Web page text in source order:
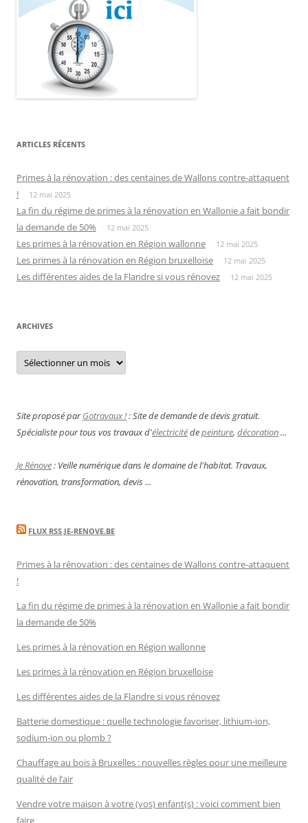
ARTICLES RÉCENTS
Primes à la rénovation : des centaines de Wallons contre-attaquent
!
12 mai 2025
La fin du régime de primes à la rénovation en Wallonie a fait bondir
la demande de 50%
12 mai 2025
Les primes à la rénovation en Région wallonne 12 mai 2025
Les primes à la rénovation en Région bruxelloise 12 mai 2025
Les différentes aides de la Flandre si vous rénovez 12 mai 2025
ARCHIVES
Archives
Site proposé parGotravaux !: Site de demande de devis gratuit.
Spécialiste pour tous vos travaux d'électricitédepeinture, décoration...
Je Rénove: Veille numérique dans le domaine de l'habitat. Travaux,
rénovation, transformation, devis ...
FLUX RSS JE-RENOVE.BE
Primes à la rénovation : des centaines de Wallons contre-attaquent
!
La fin du régime de primes à la rénovation en Wallonie a fait bondir
la demande de 50%
Les primes à la rénovation en Région wallonne
Les primes à la rénovation en Région bruxelloise
Les différentes aides de la Flandre si vous rénovez
Batterie domestique : quelle technologie favoriser, lithium-ion,
sodium-ion ou plomb ?
Chauffage au bois à Bruxelles : nouvelles règles pour une meilleure
qualité de l’air
Vendre votre maison à votre (vos) enfant(s) : voici comment bien
faire